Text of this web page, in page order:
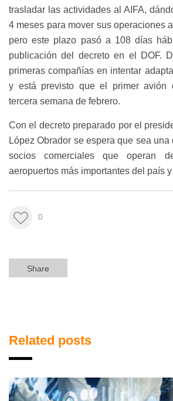
trasladar las actividades al AIFA,
4 meses para mover sus operaciones
pero este plazo pasó a 108 días
publicación del decreto en el DOF.
primeras compañías en intentar
y está previsto que el primer avión
tercera semana de febrero.
Con el decreto preparado por el
López Obrador se espera que sea
socios comerciales que operan
aeropuertos más importantes del país
0
Share
Related posts